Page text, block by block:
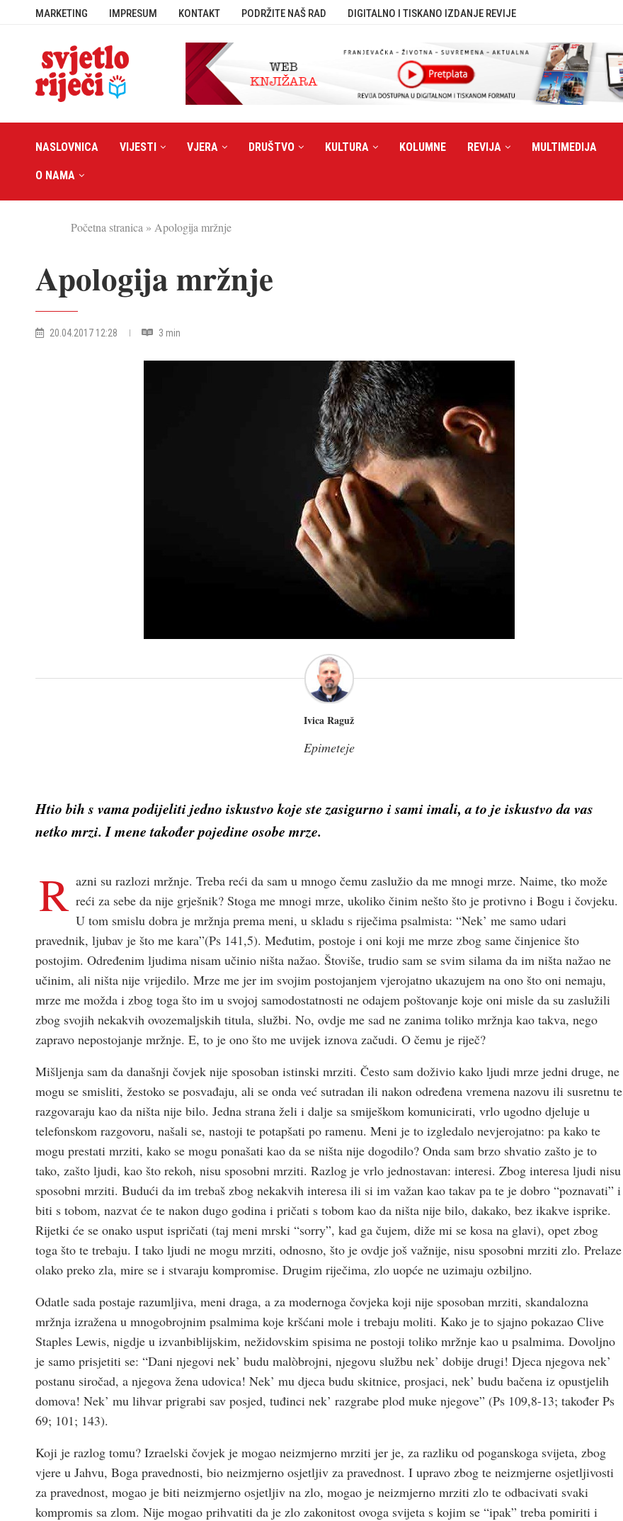
MARKETING IMPRESUM KONTAKT PODRŽITE NAŠ RAD DIGITALNO I TISKANO IZDANJE REVIJE
NASLOVNICA VIJESTI VJERA DRUŠTVO KULTURA KOLUMNE REVIJA MULTIMEDIJA
O NAMA
Početna stranica » Apologija mržnje
Apologija mržnje
20.04.2017 12:28 3 min
Ivica Raguž
Epimeteje
Htio bih s vama podijeliti jedno iskustvo koje ste zasigurno i sami imali, a to je iskustvo da vas
netko mrzi. I mene također pojedine osobe mrze.
R azni su razlozi mržnje. Treba reći da sam u mnogo čemu zaslužio da me mnogi mrze. Naime, tko može
reći za sebe da nije grješnik? Stoga me mnogi mrze, ukoliko činim nešto što je protivno i Bogu i čovjeku.
U tom smislu dobra je mržnja prema meni, u skladu s riječima psalmista: “Nek’ me samo udari
pravednik, ljubav je što me kara”(Ps 141,5). Međutim, postoje i oni koji me mrze zbog same činjenice što
postojim. Određenim ljudima nisam učinio ništa nažao. Štoviše, trudio sam se svim silama da im ništa nažao ne
učinim, ali ništa nije vrijedilo. Mrze me jer im svojim postojanjem vjerojatno ukazujem na ono što oni nemaju,
mrze me možda i zbog toga što im u svojoj samodostatnosti ne odajem poštovanje koje oni misle da su zaslužili
zbog svojih nekakvih ovozemaljskih titula, službi. No, ovdje me sad ne zanima toliko mržnja kao takva, nego
zapravo nepostojanje mržnje. E, to je ono što me uvijek iznova začudi. O čemu je riječ?
Mišljenja sam da današnji čovjek nije sposoban istinski mrziti. Često sam doživio kako ljudi mrze jedni druge, ne
mogu se smisliti, žestoko se posvađaju, ali se onda već sutradan ili nakon određena vremena nazovu ili susretnu te
razgovaraju kao da ništa nije bilo. Jedna strana želi i dalje sa smiješkom komunicirati, vrlo ugodno djeluje u
telefonskom razgovoru, našali se, nastoji te potapšati po ramenu. Meni je to izgledalo nevjerojatno: pa kako te
mogu prestati mrziti, kako se mogu ponašati kao da se ništa nije dogodilo? Onda sam brzo shvatio zašto je to
tako, zašto ljudi, kao što rekoh, nisu sposobni mrziti. Razlog je vrlo jednostavan: interesi. Zbog interesa ljudi nisu
sposobni mrziti. Budući da im trebaš zbog nekakvih interesa ili si im važan kao takav pa te je dobro “poznavati” i
biti s tobom, nazvat će te nakon dugo godina i pričati s tobom kao da ništa nije bilo, dakako, bez ikakve isprike.
Rijetki će se onako usput ispričati (taj meni mrski “sorry”, kad ga čujem, diže mi se kosa na glavi), opet zbog
toga što te trebaju. I tako ljudi ne mogu mrziti, odnosno, što je ovdje još važnije, nisu sposobni mrziti zlo. Prelaze
olako preko zla, mire se i stvaraju kompromise. Drugim riječima, zlo uopće ne uzimaju ozbiljno.
Odatle sada postaje razumljiva, meni draga, a za modernoga čovjeka koji nije sposoban mrziti, skandalozna
mržnja izražena u mnogobrojnim psalmima koje krš­ćani mole i trebaju moliti. Kako je to sjajno pokazao Clive
Staples Lewis, nigdje u izvanbiblijskim, nežidovskim spisima ne postoji toliko mržnje kao u psalmima. Dovoljno
je samo prisjetiti se: “Dani njegovi nek’ budu malòbrojni, njegovu službu nek’ dobije drugi! Djeca njegova nek’
postanu siročad, a njegova žena udovica! Nek’ mu djeca budu skitnice, prosjaci, nek’ budu bačena iz opustjelih
domova! Nek’ mu lihvar prigrabi sav posjed, tuđinci nek’ razgrabe plod muke njegove” (Ps 109,8-13; također Ps
69; 101; 143).
Koji je razlog tomu? Izraelski čovjek je mogao neizmjerno mrziti jer je, za razliku od poganskoga svijeta, zbog
vjere u Jahvu, Boga pravednosti, bio neizmjerno osjetljiv za pravednost. I upravo zbog te neizmjerne osjetljivosti
za pravednost, mogao je biti neizmjerno osjetljiv na zlo, mogao je neizmjerno mrziti zlo te odbacivati svaki
kompromis sa zlom. Nije mogao prihvatiti da je zlo zakonitost ovoga svijeta s kojim se “ipak” treba pomiriti i